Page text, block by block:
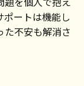
ートは機能し
た不安も解消さ